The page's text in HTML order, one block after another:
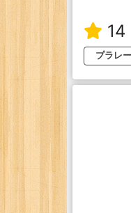
14
プラレ